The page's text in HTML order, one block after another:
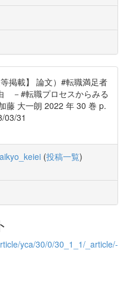
掲載】 論文）#転職満足者
－#転職プロセスからみる
藤 大一朗 2022 年 30 巻 p.
03/31
(投稿一覧)
yca/30/0/30_1_1/_article/-